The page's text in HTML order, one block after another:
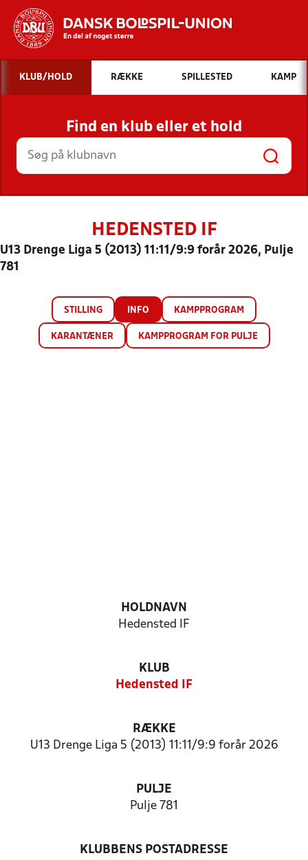
Hvad vil du søge efter?
INDHOLD OG NYHEDER
STILLINGER, RESULTATER, KLUBBER OG
HOLD
KLUB/HOLD RÆKKE SPILLESTED KAMP
Find en klub eller et hold
HEDENSTED IF
U13 Drenge Liga 5 (2013) 11:11/9:9 forår 2026, Pulje
781
STILLING INFO KAMPPROGRAM
KARANTÆNER KAMPPROGRAM FOR PULJE
HOLDNAVN
Hedensted IF
KLUB
Hedensted IF
RÆKKE
U13 Drenge Liga 5 (2013) 11:11/9:9 forår 2026
PULJE
Pulje 781
KLUBBENS POSTADRESSE